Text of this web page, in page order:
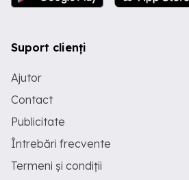
Suport clienți
Ajutor
Contact
Publicitate
Întrebări frecvente
Termeni și condiții